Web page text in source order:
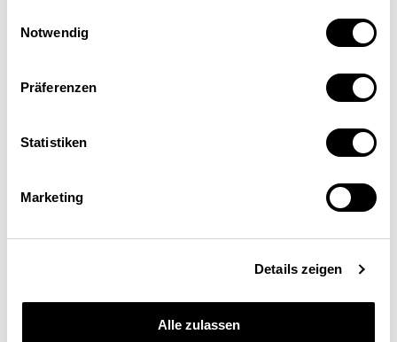
Notwendig
Präferenzen
Statistiken
Marketing
Details zeigen
Alle zulassen
Dozent für Künstliche Intelligenz und digitales